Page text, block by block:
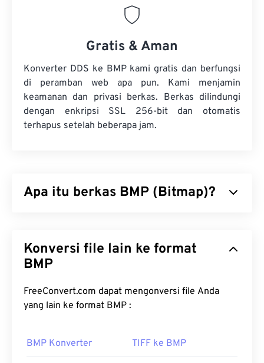
Gratis & Aman
Konverter DDS ke BMP kami gratis dan berfungsi
di peramban web apa pun. Kami menjamin
keamanan dan privasi berkas. Berkas dilindungi
dengan enkripsi SSL 256-bit dan otomatis
terhapus setelah beberapa jam.
Apa itu berkas BMP (Bitmap)?
tanpa kompresi. BMP menggunakan struktur data
dot matrix yang disebut
sebagian besar digunakan untuk penerbitan foto
digital. Namun, karena kurangnya kompresi, berkas
Bagaimana cara membuka berkas
Konversi file lain ke format
BMP
FreeConvert.com dapat mengonversi file Anda
yang lain ke format BMP :
BMP Konverter TIFF ke BMP